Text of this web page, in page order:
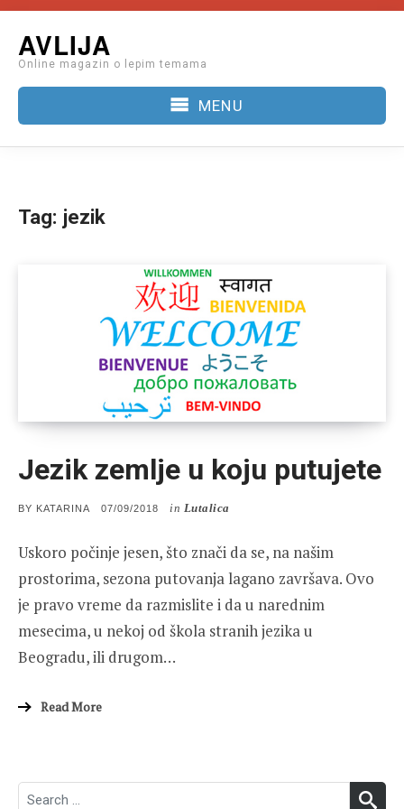
content
AVLIJA
Online magazin o lepim temama
MENU
Tag: jezik
Jezik zemlje u koju putujete
BY KATARINA
POSTED
07/09/2018 in Lutalica
Uskoro počinje jesen, što znači da se, na našim
prostorima, sezona putovanja lagano završava. Ovo
je pravo vreme da razmislite i da u narednim
mesecima, u nekoj od škola stranih jezika u
Beogradu, ili drugom…
Read More
Search